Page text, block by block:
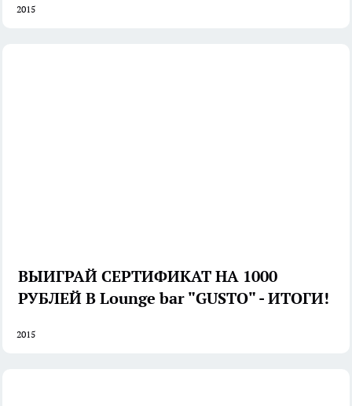
2015
ВЫИГРАЙ СЕРТИФИКАТ НА 1000
РУБЛЕЙ В Lounge bar "GUSTO" - ИТОГИ!
2015